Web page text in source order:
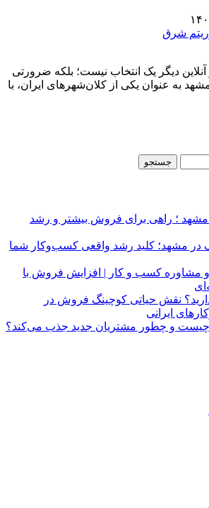
شرق
دیگر یک انتخاب نیست؛ بلکه ضرورتی
به عنوان یکی از کلان‌شهرهای ایران، با
جستجو
؛ راهی برای فروش بیشتر و رشد
در مشهد؛ کلید رشد واقعی کسب‌وکار شما
مشاوره کسب‌ و کار | افزایش فروش با
نقش حیاتی کوچینگ فروش در
ایرانی
و چطور مشتریان جدید جذب می‌کند؟